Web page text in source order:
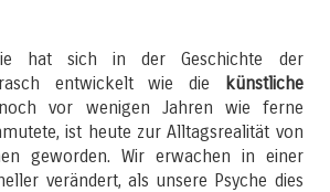
hat sich in der Geschichte der
entwickelt wie die
künstliche
vor wenigen Jahren wie ferne
ist heute zur Alltagsrealität von
geworden. Wir erwachen in einer
verändert, als unsere Psyche dies